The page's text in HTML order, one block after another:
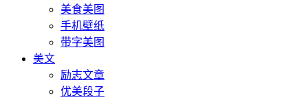
美食美图
手机壁纸
带字美图
美文
励志文章
优美段子